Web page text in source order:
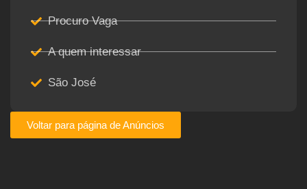
Procuro Vaga
A quem interessar
São José
Voltar para página de Anúncios